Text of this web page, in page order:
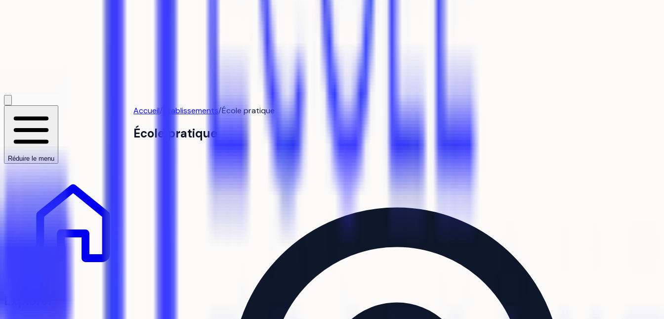
Réduire le menu
Accueil/ Établissements/École pratique
École pratique